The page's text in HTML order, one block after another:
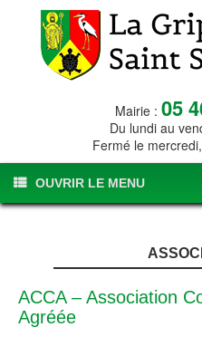
Mairie : 05
Du lundi au
Fermé le
OUVRIR LE MENU
ACCA – Association
Agréée